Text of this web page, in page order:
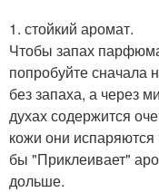
1. стойкий аромат.
Чтобы запах
попробуйте сначала
без запаха, а через
духах содержится
кожи они
бы "Приклеивает"
дольше.